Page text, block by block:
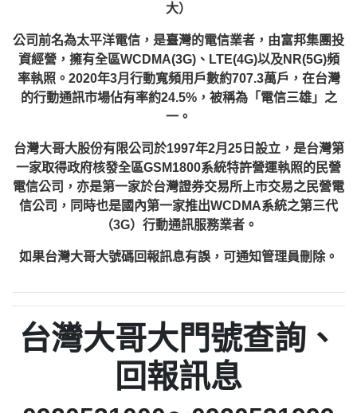
大）
公司前名為太平洋電信，是臺灣的電信業者，由富邦集團投
資經營，擁有全區WCDMA(3G)、LTE(4G)以及NR(5G)頻
率執照。2020年3月行動寬頻用戶數約707.3萬戶，在台灣
的行動通訊市場佔有率約24.5%，被稱為「電信三雄」之
一。
台灣大哥大股份有限公司於1997年2月25日設立，是台灣第
一家取得政府核發全區GSM1800系統特許營運執照的民營
電信公司，亦是第一家於台灣證券交易所上市交易之民營電
信公司，同時也是國內第一家推出WCDMA系統之第三代
（3G）行動通訊服務業者。
如果台灣大哥大號碼回報訊息有誤，可通知管理員刪除。
台灣大哥大門號查詢、
回報訊息